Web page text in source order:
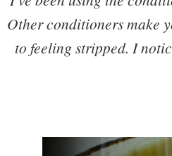
Other conditioners make
to feeling stripped. I